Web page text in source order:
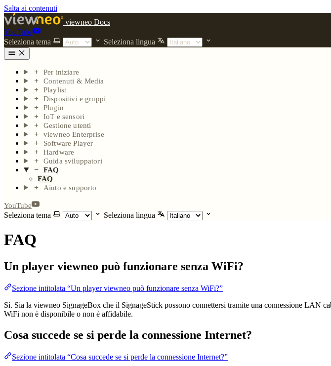
Salta ai contenuti
viewneo Docs
YouTube
Seleziona tema
Seleziona lingua
Per iniziare
Contenuti & Media
Playlist
Dispositivi e gruppi
Plugin
IoT e sensori
Gestione utenti
viewneo Enterprise
Software Player
Hardware
Guida sviluppatori
FAQ
FAQ
Aiuto e supporto
YouTube
Seleziona tema Seleziona lingua
FAQ
Un player viewneo può funzionare senza WiFi?
Sezione intitolata “Un player viewneo può funzionare senza WiFi?”
Sì. Sia la viewneo SignageBox che il SignageStick possono connettersi tramite una connessione LAN
WiFi non è disponibile o non è affidabile.
Cosa succede se si perde la connessione Internet?
Sezione intitolata “Cosa succede se si perde la connessione Internet?”